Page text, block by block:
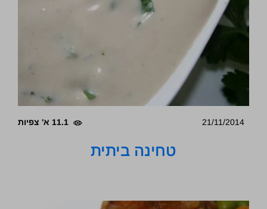
21/11/2014 11.1 א' צפיות
טחינה ביתית